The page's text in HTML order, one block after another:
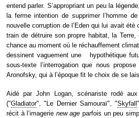
entend parler. S’appropriant un peu la
la ferme intention de supprimer l’homme
nouvelle corruption de l’Eden qui lui avait été
train de détruire son propre habitat, la Terre,
chance au moment où le réchauffement
dessinent vaguement une hypothétique
sous-texte l’interrogation que nous
Aronofsky, qui à l’époque fit le choix de se
Aidé par John Logan, scénariste rodé
("Gladiator", "Le Dernier Samouraï", "Skyfall
récit à l’imagerie new age parfois un peu